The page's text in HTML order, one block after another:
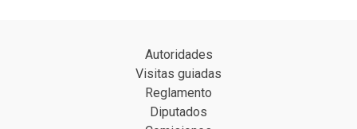
Autoridades
Visitas guiadas
Reglamento
Diputados